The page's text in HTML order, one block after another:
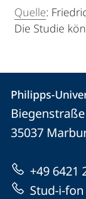
Quelle:
Die Studie
Kontakt
und
zur
Website
Philipps-
Universität
Marburg
Philipps-
35037
+49 6421
Stud-i-fon